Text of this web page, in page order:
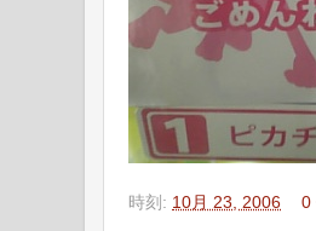
時刻: 10月 23, 2006 0